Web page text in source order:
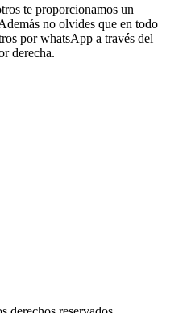
te proporcionamos un
no olvides que en todo
por whatsApp a través del
derecha.